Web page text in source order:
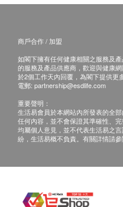
商戶合作 / 加盟
如閣下擁有任何健康相關之服務及
的服務及產品供應商，歡迎與健康
於2個工作天內回覆，為閣下提供更
電郵: partnership@esdlife.com
重要聲明：
生活易會員於本網站內所發表的全
任何內容，並不會保證其準確性、
均屬個人意見，並不代表生活易之
紛，生活易概不負責。有關詳情請參